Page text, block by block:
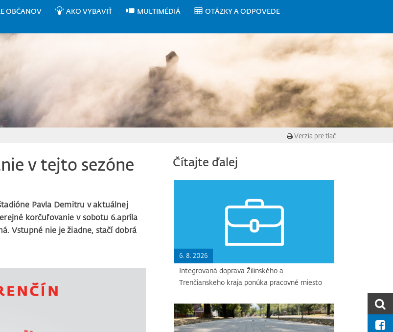
OBČANOV AKO VYBAVIŤ MULTIMÉDIÁ
OTÁZKY A ODPOVEDE
Verzia pre tlač
v tejto sezóne
Pavla Demitru v aktuálnej
korčuľovanie v sobotu 6.apríla
Vstupné nie je žiadne, stačí dobrá
Čítajte ďalej
6. 8. 2026
Integrovaná doprava Žilinského a
Trenčianskeho kraja ponúka pracovné miesto